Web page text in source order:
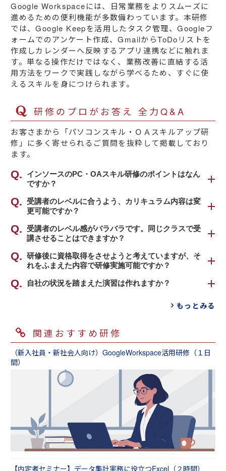
Google Workspaceには、日常業務をよりスムーズに
進めるための便利機能が多数備わっています。本研修
では、Google Keepを活用したタスク管理、Googleフ
ォームでのアンケート作成、GmailからToDoリストを
作成しカレンダーへ反映するアプリ連携などに触れま
す。単なる操作だけではなく、業務改善に直結する活
用方法をワークで実践しながら学べるため、すぐに使
えるスキルを身につけられます。
研修のプロがお答え 全力Q&A
お客さまから「パソコンスキル・ＯＡスキルアップ研
修」に多く寄せられるご質問を抜粋して掲載しており
ます。
インソースのPC・OAスキル研修のポイントはなん
ですか？
インソースの研修では「この機能やスキルを使
えると、こんなことができるようになる」とい
う現場での活用方法を示しながら研修を行って
いきます。そのためPCを操作する演習を交えた
PCの操作方法を学ぶだけであれば、PC専門の
スクールや書籍を読むといった学習でも十分で
られるアウトプットを実行するためのスキル」
例えば、「グラフを作成してください」という
依頼があった時に、ただグラフを作成すること
は説明書を見れば容易くできるでしょう。しか
し「見やすく、分析がしやすいグラフを作成す
る」という目的があった場合には、それがどの
ようなものかイメージしたうえで作成する必要
があります。研修ではそういった「目的のため
の具体的な活用方法」を習得します。
具体的にどんなアプリケーションを使い、何が
できるようになりたいのかをお聞かせいただけ
させていただきます。まずはご相談ください。
受講者のレベルに合うよう、カリキュラム内容は変
更可能ですか？
可能です。
事前に、受講者の皆さまのＯＡスキルのレベル
や現状の課題をご教示いただければ、有益な研
修内容をご提案いたします。下記のＵＲＬより
え、お問合せいただけますと、スムーズにご案
【事前アンケート】MicrosoftOfficeスキル
受講者のレベル感がバラバラです。同じクラスで受
講させることはできますか？
可能です。
「レベル感に合わせて２クラスに分けた方が研
修効果は高い」というのはご想像できると思い
ますが、会場やコスト面などからどうしてもま
とめて実施したい、ということはよくあるので
ラの受講者を１クラスにまとめて実施」という
内容でご発注いただくことはよくあります。
その場合は、下記２パターンのように進行する
ことが多いです。
【パターン１】受講者レベルは「苦手な方」へ
焦点をあて、研修目的を「底上げ」として実施
→得意な方は「苦手な方へ教える側に回っても
らう（自身の理解を深める効果がある）」、も
しくは「自習問題をひたすら解いてもらう（自
身の実践力が高まる）」ということで対応
【パターン２】受講者レベルを「ある程度使え
研修後に資格取得をさせようと考えていますが、そ
れをふまえた内容で研修実施可能ですか？
柔軟に盛り込ませていただきます。
組み込むこともできますが、テキストと併せて
配布いただき、研修後も試験勉強を行っている
お客さまが多くいらっしゃいます。
自社の状況を踏まえた演習は作れますか？
ーポイント資料を研修の中で作成させたい」や
「自社のデータを実際に使用してピポットテー
ブルを作成させたい」といった要望を反映した
プログラムを実施いたしました。まずはお気軽
にご相談ください。
もっとみる
関連おすすめ研修
（新入社員・新社会人向け）GoogleWorkspace活用研修（１日
間）
【内定者セミナー】データ集計実務に役立つExcel（２時間）